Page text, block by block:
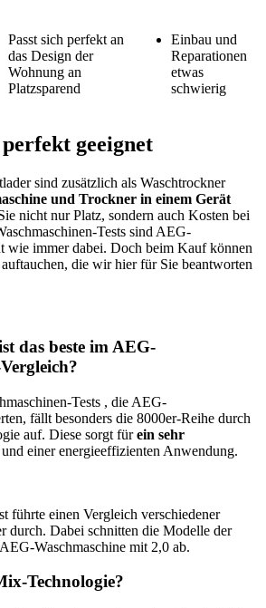
Passt sich perfekt an
das Design der
Wohnung an
Platzsparend
Einbau und
Reparationen
etwas
schwierig
geeignet
sind zusätzlich als Waschtrockner
und Trockner in einem Gerät
nicht nur Platz, sondern auch Kosten bei
Tests sind AEG-
wie immer dabei. Doch beim Kauf können
die wir hier für Sie beantworten
das beste im AEG-
Tests , die AEG-
fällt besonders die 8000er-Reihe durch
auf. Diese sorgt fürein sehr
und einer energieeffizienten Anwendung.
führte einen Vergleich verschiedener
durch. Dabei schnitten die Modelle der
Waschmaschine mit 2,0 ab.
Technologie?